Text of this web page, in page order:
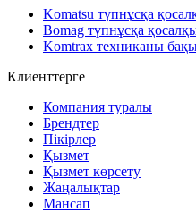
Komatsu түпнұсқа
Bomag түпнұсқа
Komtrax техниканы
Клиенттерге
Компания туралы
Брендтер
Пікірлер
Қызмет
Қызмет көрсету
Жаңалықтар
Мансап